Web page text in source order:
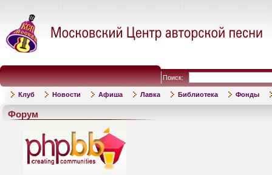
Поиск:
Клуб Новости Афиша Лавка Библиотека Фонды
Форум